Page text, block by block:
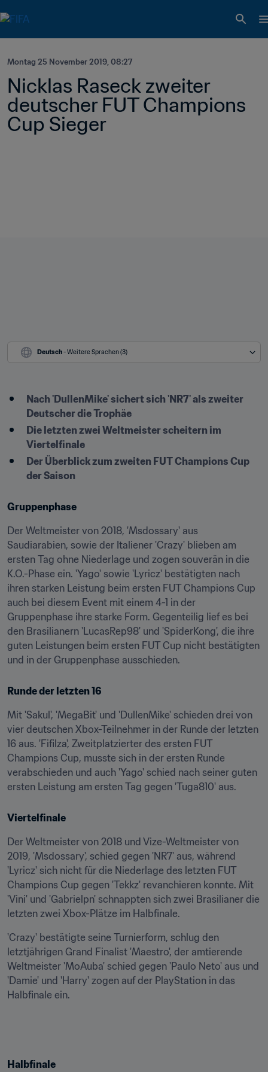
Montag 25 November 2019, 08:27
Nicklas Raseck zweiter
deutscher FUT Champions
Cup Sieger
Deutsch - Weitere Sprachen (3)
Nach 'DullenMike' sichert sich 'NR7' als zweiter
Deutscher die Trophäe
Die letzten zwei Weltmeister scheitern im
Viertelfinale
Der Überblick zum zweiten FUT Champions Cup
der Saison
Gruppenphase
Der Weltmeister von 2018, 'Msdossary' aus
Saudiarabien, sowie der Italiener 'Crazy' blieben am
ersten Tag ohne Niederlage und zogen souverän in die
K.O.-Phase ein. 'Yago' sowie 'Lyricz' bestätigten nach
ihren starken Leistung beim ersten FUT Champions Cup
auch bei diesem Event mit einem 4-1 in der
Gruppenphase ihre starke Form. Gegenteilig lief es bei
den Brasilianern 'LucasRep98' und 'SpiderKong', die ihre
guten Leistungen beim ersten FUT Cup nicht bestätigten
und in der Gruppenphase ausschieden.
Runde der letzten 16
Mit 'Sakul', 'MegaBit' und 'DullenMike' schieden drei von
vier deutschen Xbox-Teilnehmer in der Runde der letzten
16 aus. 'Fifilza', Zweitplatzierter des ersten FUT
Champions Cup, musste sich in der ersten Runde
verabschieden und auch 'Yago' schied nach seiner guten
ersten Leistung am ersten Tag gegen 'Tuga810' aus.
Viertelfinale
Der Weltmeister von 2018 und Vize-Weltmeister von
2019, 'Msdossary', schied gegen 'NR7' aus, während
'Lyricz' sich nicht für die Niederlage des letzten FUT
Champions Cup gegen 'Tekkz' revanchieren konnte. Mit
'Vini' und 'Gabrielpn' schnappten sich zwei Brasilianer die
letzten zwei Xbox-Plätze im Halbfinale.
'Crazy' bestätigte seine Turnierform, schlug den
letztjährigen Grand Finalist 'Maestro', der amtierende
Weltmeister 'MoAuba' schied gegen 'Paulo Neto' aus und
'Damie' und 'Harry' zogen auf der PlayStation in das
Halbfinale ein.
Halbfinale